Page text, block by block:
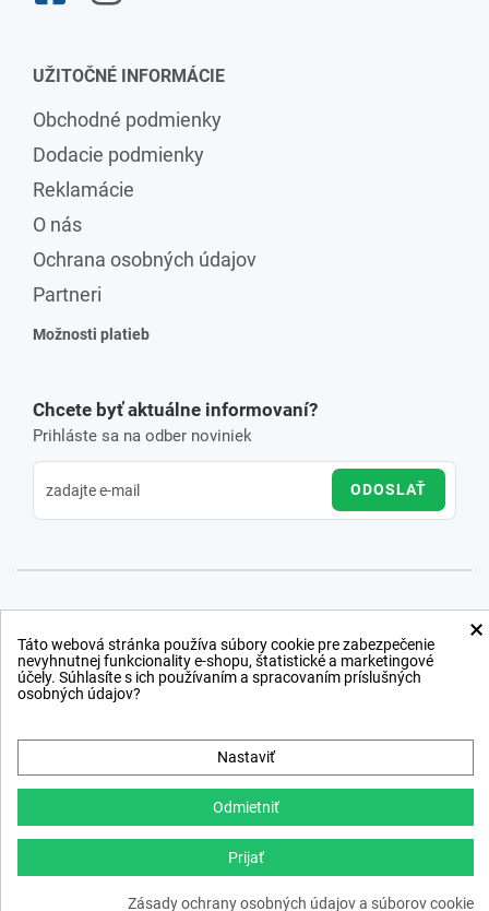
UŽITOČNÉ INFORMÁCIE
Obchodné podmienky
Dodacie podmienky
Reklamácie
O nás
Ochrana osobných údajov
Partneri
Možnosti platieb
Chcete byť aktuálne informovaní?
Prihláste sa na odber noviniek
ODOSLAŤ
×
Táto webová stránka používa súbory cookie pre zabezpečenie
nevyhnutnej funkcionality e-shopu, štatistické a marketingové
účely. Súhlasíte s ich používaním a spracovaním príslušných
osobných údajov?
Nastaviť
Odmietniť
Prijať
Zásady ochrany osobných údajov a súborov cookie